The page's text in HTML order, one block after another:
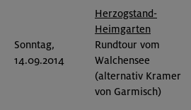
Sonntag,
14.09.2014
Herzogstand-
Heimgarten
Rundtour vom
Walchensee
(alternativ Kramer
von Garmisch)